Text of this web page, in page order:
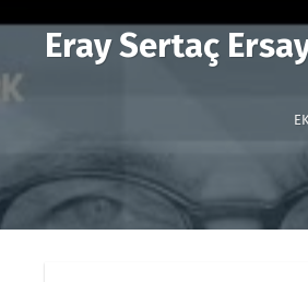
Eray Sertaç